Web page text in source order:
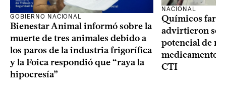
GOBIERNO NACIONAL
Bienestar Animal informó sobre la
muerte de tres animales debido a
los paros de la industria frigorífica
y la Foica respondió que “raya la
hipocresía”
NACIONAL
Químicos
advirtieron
potencial de
medicamentos
CTI